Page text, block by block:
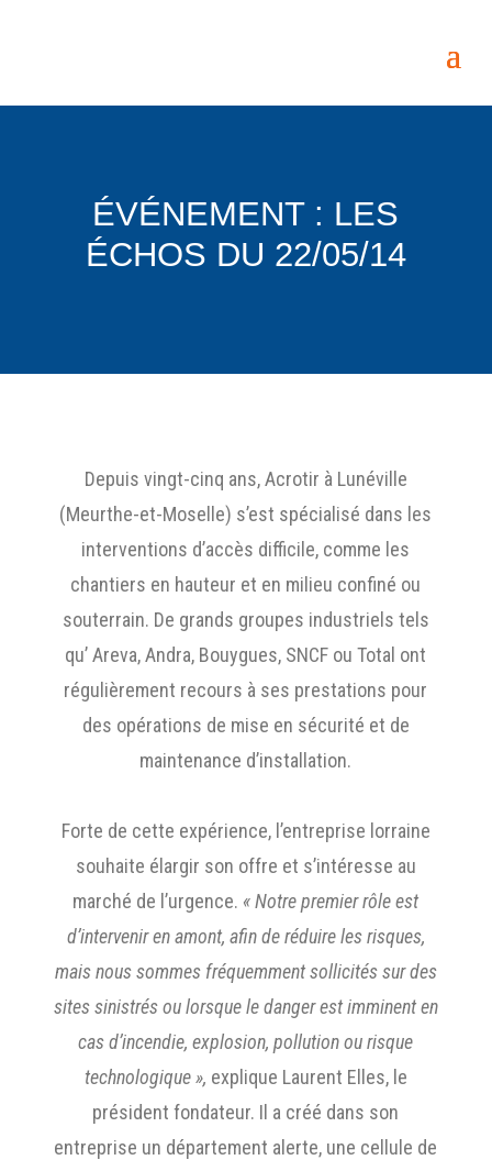
ÉVÉNEMENT : LES
ÉCHOS DU 22/05/14
Depuis vingt-cinq ans, Acrotir à Lunéville
(Meurthe-et-Moselle) s’est spécialisé dans les
interventions d’accès difficile, comme les
chantiers en hauteur et en milieu confiné ou
souterrain. De grands groupes industriels tels
qu’ Areva, Andra, Bouygues, SNCF ou Total ont
régulièrement recours à ses prestations pour
des opérations de mise en sécurité et de
maintenance d’installation.
Forte de cette expérience, l’entreprise lorraine
souhaite élargir son offre et s’intéresse au
marché de l’urgence. « Notre premier rôle est
d’intervenir en amont, afin de réduire les risques,
mais nous sommes fréquemment sollicités sur des
sites sinistrés ou lorsque le danger est imminent en
cas d’incendie, explosion, pollution ou risque
technologique », explique Laurent Elles, le
président fondateur. Il a créé dans son
entreprise un département alerte, une cellule de